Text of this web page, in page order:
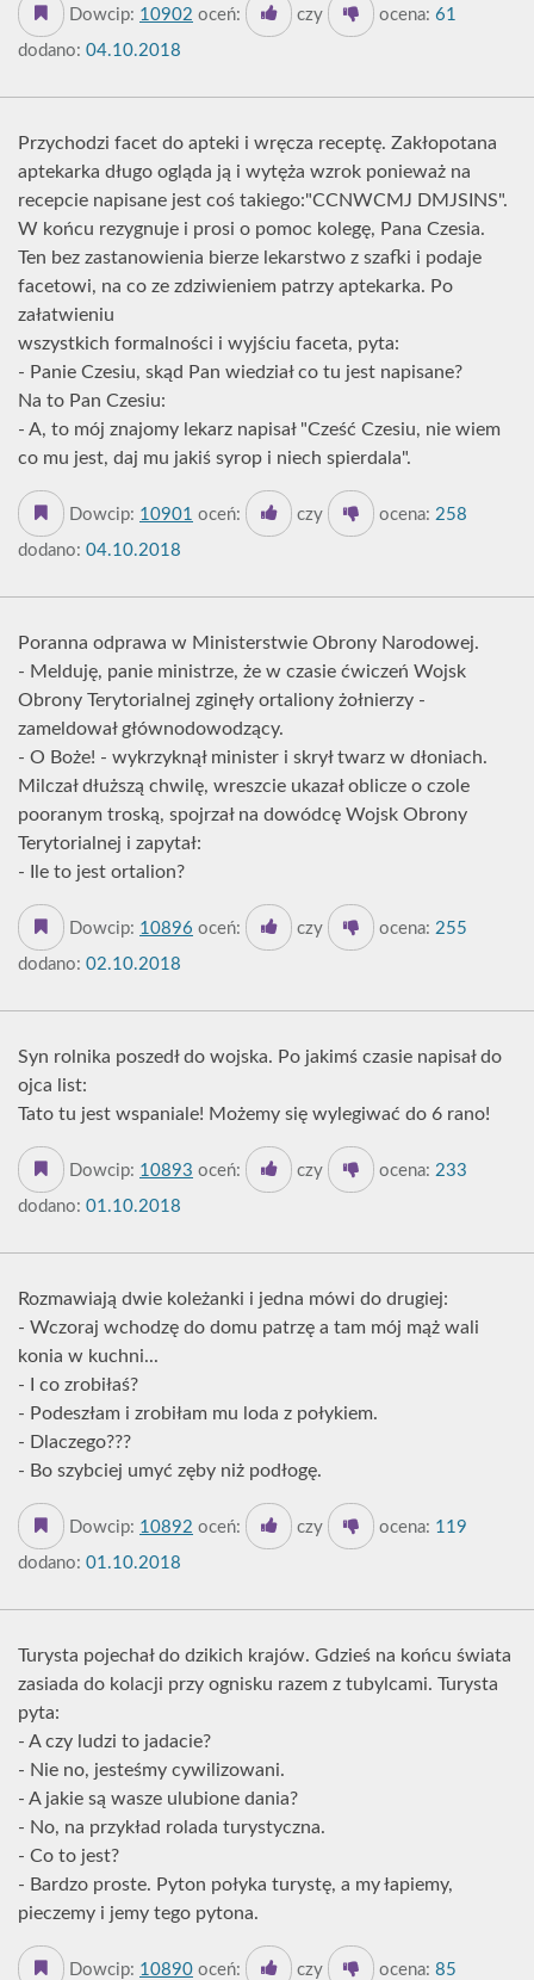
Dowcip: 10902 oceń: czy ocena: 61
dodano: 04.10.2018
Przychodzi facet do apteki i wręcza receptę. Zakłopotana
aptekarka długo ogląda ją i wytęża wzrok ponieważ na
recepcie napisane jest coś takiego:"CCNWCMJ DMJSINS".
W końcu rezygnuje i prosi o pomoc kolegę, Pana Czesia.
Ten bez zastanowienia bierze lekarstwo z szafki i podaje
facetowi, na co ze zdziwieniem patrzy aptekarka. Po
załatwieniu
wszystkich formalności i wyjściu faceta, pyta:
- Panie Czesiu, skąd Pan wiedział co tu jest napisane?
Na to Pan Czesiu:
- A, to mój znajomy lekarz napisał "Cześć Czesiu, nie wiem
co mu jest, daj mu jakiś syrop i niech spierdala".
Dowcip: 10901 oceń: czy ocena: 258
dodano: 04.10.2018
Poranna odprawa w Ministerstwie Obrony Narodowej.
- Melduję, panie ministrze, że w czasie ćwiczeń Wojsk
Obrony Terytorialnej zginęły ortaliony żołnierzy -
zameldował głównodowodzący.
- O Boże! - wykrzyknął minister i skrył twarz w dłoniach.
Milczał dłuższą chwilę, wreszcie ukazał oblicze o czole
pooranym troską, spojrzał na dowódcę Wojsk Obrony
Terytorialnej i zapytał:
- Ile to jest ortalion?
Dowcip: 10896 oceń: czy ocena: 255
dodano: 02.10.2018
Syn rolnika poszedł do wojska. Po jakimś czasie napisał do
ojca list:
Tato tu jest wspaniale! Możemy się wylegiwać do 6 rano!
Dowcip: 10893 oceń: czy ocena: 233
dodano: 01.10.2018
Rozmawiają dwie koleżanki i jedna mówi do drugiej:
- Wczoraj wchodzę do domu patrzę a tam mój mąż wali
konia w kuchni...
- I co zrobiłaś?
- Podeszłam i zrobiłam mu loda z połykiem.
- Dlaczego???
- Bo szybciej umyć zęby niż podłogę.
Dowcip: 10892 oceń: czy ocena: 119
dodano: 01.10.2018
Turysta pojechał do dzikich krajów. Gdzieś na końcu świata
zasiada do kolacji przy ognisku razem z tubylcami. Turysta
pyta:
- A czy ludzi to jadacie?
- Nie no, jesteśmy cywilizowani.
- A jakie są wasze ulubione dania?
- No, na przykład rolada turystyczna.
- Co to jest?
- Bardzo proste. Pyton połyka turystę, a my łapiemy,
pieczemy i jemy tego pytona.
Dowcip: 10890 oceń: czy ocena: 85